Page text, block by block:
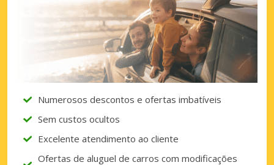
Numerosos descontos e ofertas imbatíveis
Sem custos ocultos
Excelente atendimento ao cliente
Ofertas de aluguel de carros com modificações